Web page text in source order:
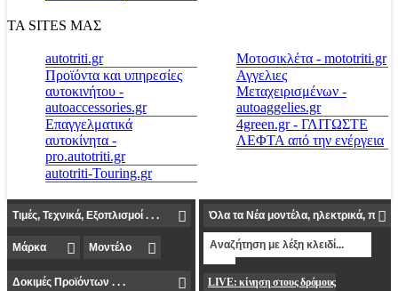
ΤΑ SITES ΜΑΣ
autotriti.gr
Προϊόντα και υπηρεσίες
αυτοκινήτου -
autoaccessories.gr
Επαγγελματικά
αυτοκίνητα -
pro.autotriti.gr
autotriti-Touring.gr
Μοτοσικλέτα - mototriti.gr
Αγγελιες
Μεταχειρισμένων -
autoaggelies.gr
4green.gr - ΓΛΙΤΩΣΤΕ
ΛΕΦΤΑ από την ενέργεια
LIVE: κίνηση στους δρόμους